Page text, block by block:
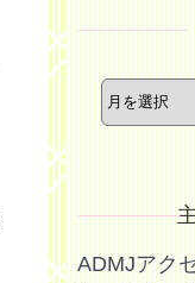
ADMJアク